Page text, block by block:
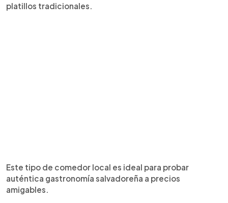
platillos tradicionales.
Este tipo de comedor local es ideal para probar
auténtica gastronomía salvadoreña a precios
amigables.